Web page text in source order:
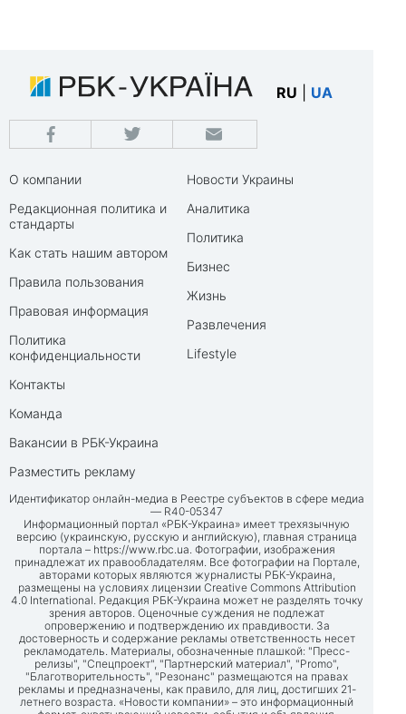
RU UA
О компании
Редакционная политика и
стандарты
Как стать нашим автором
Правила пользования
Правовая информация
Политика
конфиденциальности
Контакты
Команда
Вакансии в РБК-Украина
Разместить рекламу
Новости Украины
Аналитика
Политика
Бизнес
Жизнь
Развлечения
Lifestyle
Идентификатор онлайн-медиа в Реестре субъектов в сфере медиа
— R40-05347
Информационный портал «РБК-Украина» имеет трехязычную
версию (украинскую, русскую и английскую), главная страница
портала – https://www.rbc.ua. Фотографии, изображения
принадлежат их правообладателям. Все фотографии на Портале,
авторами которых являются журналисты РБК-Украина,
размещены на условиях лицензии Creative Commons Attribution
4.0 International. Редакция РБК-Украина может не разделять точку
зрения авторов. Оценочные суждения не подлежат
опровержению и подтверждению их правдивости. За
достоверность и содержание рекламы ответственность несет
рекламодатель. Материалы, обозначенные плашкой: "Пресс-
релизы", "Спецпроект", "Партнерский материал", "Promo",
"Благотворительность", "Резонанс" размещаются на правах
рекламы и предназначены, как правило, для лиц, достигших 21-
летнего возраста. «Новости компании» – это информационный